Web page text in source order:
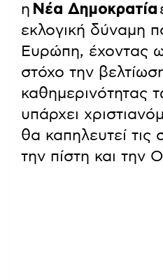
η Νέα Δημοκρατία
εκλογική δύναμη
Ευρώπη, έχοντας
στόχο την
καθημερινότητας
υπάρχει
θα καπηλευτεί τις
την πίστη και την